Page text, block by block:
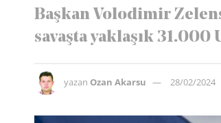
Başkan Volodimir
savaşta yaklaşık 31.000
yazan Ozan Akarsu 28/02/2024